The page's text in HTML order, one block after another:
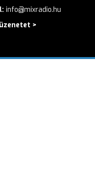
info@mixradio.hu
>